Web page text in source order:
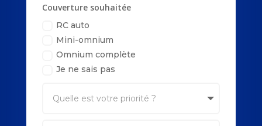
Couverture souhaitée
RC auto
Mini-omnium
Omnium complète
Je ne sais pas